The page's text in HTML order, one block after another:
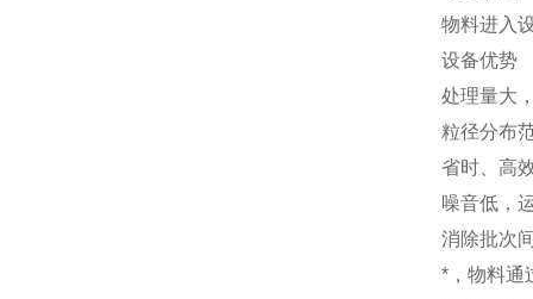
物料进入
设备优势
处理量大
粒径分布
省时、高
噪音低，
消除批次
*，物料通